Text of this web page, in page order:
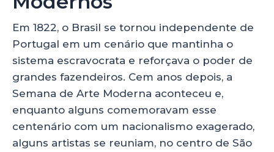
Em 1822, o Brasil se tornou independente de
Portugal em um cenário que mantinha o
sistema escravocrata e reforçava o poder de
grandes fazendeiros. Cem anos depois, a
Semana de Arte Moderna aconteceu e,
enquanto alguns comemoravam esse
centenário com um nacionalismo exagerado,
alguns artistas se reuniam, no centro de São